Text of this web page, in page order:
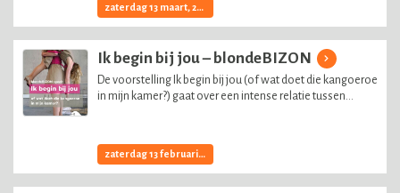
zaterdag 13 maart, 2027
Ik begin bij jou – blondeBIZON
De voorstelling Ik begin bij jou (of wat doet die kangoeroe
in mijn kamer?) gaat over een intense relatie tussen...
zaterdag 13 februari, 2027